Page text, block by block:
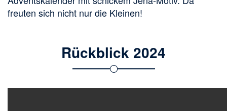
freuten sich nicht nur die Kleinen!
Rückblick 2024